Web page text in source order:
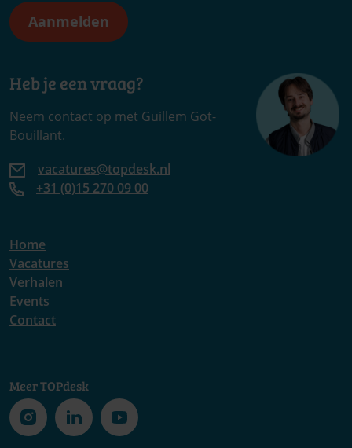
Heb je een vraag?
Neem contact op met Guillem Got-
Bouillant.
vacatures@topdesk.nl
+31 (0)15 270 09 00
Home
Vacatures
Verhalen
Events
Contact
Meer TOPdesk